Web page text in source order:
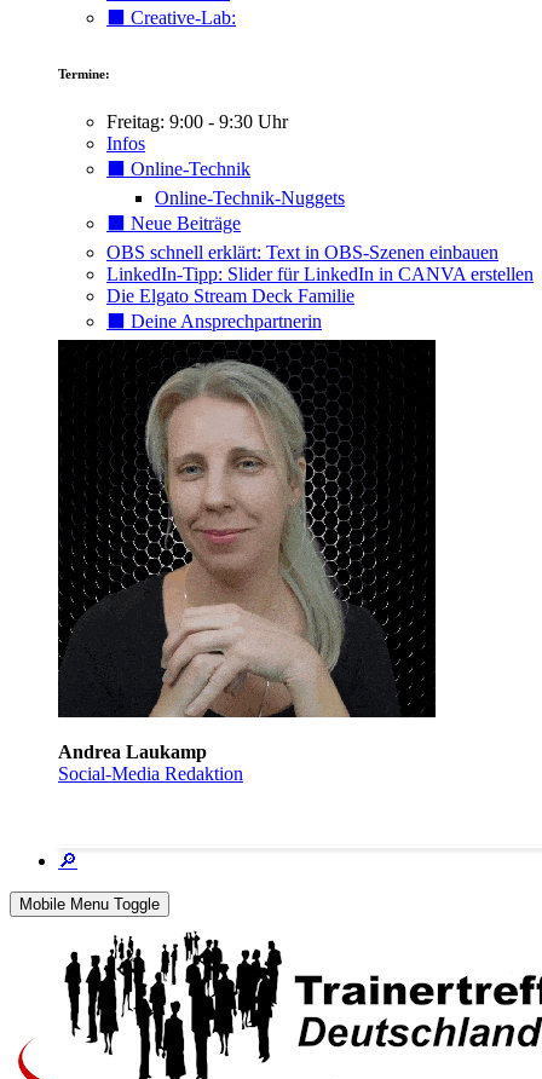
⬛️ Creative-Lab:
Termine:
Freitag: 9:00 - 9:30 Uhr
Infos
⬛️ Online-Technik
Online-Technik-Nuggets
⬛️ Neue Beiträge
OBS schnell erklärt: Text in OBS-Szenen einbauen
LinkedIn-Tipp: Slider für LinkedIn in CANVA erstellen
Die Elgato Stream Deck Familie
⬛️ Deine Ansprechpartnerin
Andrea Laukamp
Social-Media Redaktion
🔎
Mobile Menu Toggle